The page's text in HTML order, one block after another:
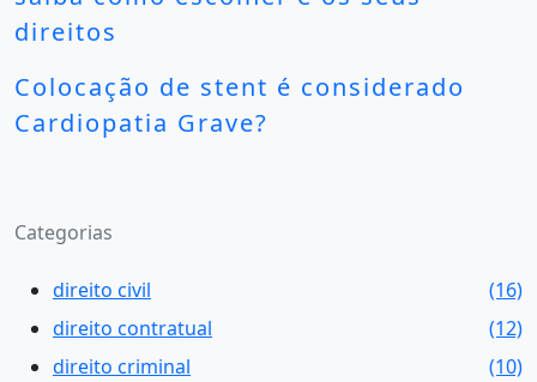
direitos
Colocação de stent é considerado
Cardiopatia Grave?
Categorias
direito civil
(16)
direito contratual
(12)
direito criminal
(10)